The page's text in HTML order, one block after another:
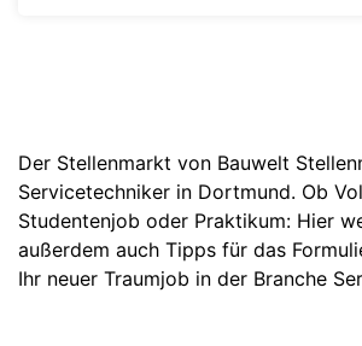
Der Stellenmarkt von Bauwelt
Servicetechniker in Dortmund. Ob
Studentenjob oder Praktikum: Hier
außerdem auch Tipps für das
Ihr neuer Traumjob in der Branche